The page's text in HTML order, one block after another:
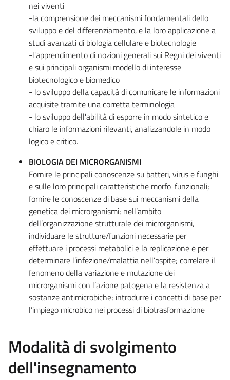
nei viventi
-la comprensione dei meccanismi fondamentali dello
sviluppo e del differenziamento, e la loro applicazione a
studi avanzati di biologia cellulare e biotecnologie
-l'apprendimento di nozioni generali sui Regni dei viventi
e sui principali organismi modello di interesse
biotecnologico e biomedico
- lo sviluppo della capacità di comunicare le informazioni
acquisite tramite una corretta terminologia
- lo sviluppo dell'abilità di esporre in modo sintetico e
chiaro le informazioni rilevanti, analizzandole in modo
logico e critico.
BIOLOGIA DEI MICRORGANISMI
Fornire le principali conoscenze su batteri, virus e funghi
e sulle loro principali caratteristiche morfo-funzionali;
fornire le conoscenze di base sui meccanismi della
genetica dei microrganismi; nell’ambito
dell’organizzazione strutturale dei microrganismi,
individuare le strutture/funzioni necessarie per
effettuare i processi metabolici e la replicazione e per
determinare l’infezione/malattia nell’ospite; correlare il
fenomeno della variazione e mutazione dei
microrganismi con l’azione patogena e la resistenza a
sostanze antimicrobiche; introdurre i concetti di base per
l’impiego microbico nei processi di biotrasformazione
Modalità di svolgimento
dell'insegnamento